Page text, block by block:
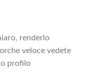
renderlo
veloce vedete
profilo